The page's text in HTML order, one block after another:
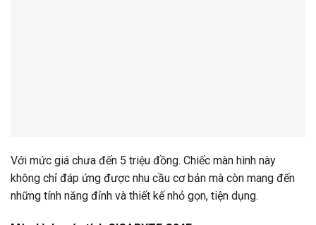
Với mức giá chưa đến 5 triệu đồng. Chiếc màn hình này
không chỉ đáp ứng được nhu cầu cơ bản mà còn mang đến
những tính năng đỉnh và thiết kế nhỏ gọn, tiện dụng.